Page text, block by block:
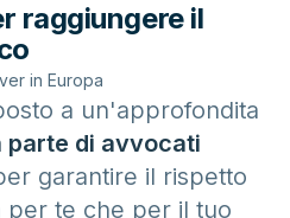
raggiungere il
in Europa
a un'approfondita
parte di avvocati
garantire il rispetto
per te che per il tuo